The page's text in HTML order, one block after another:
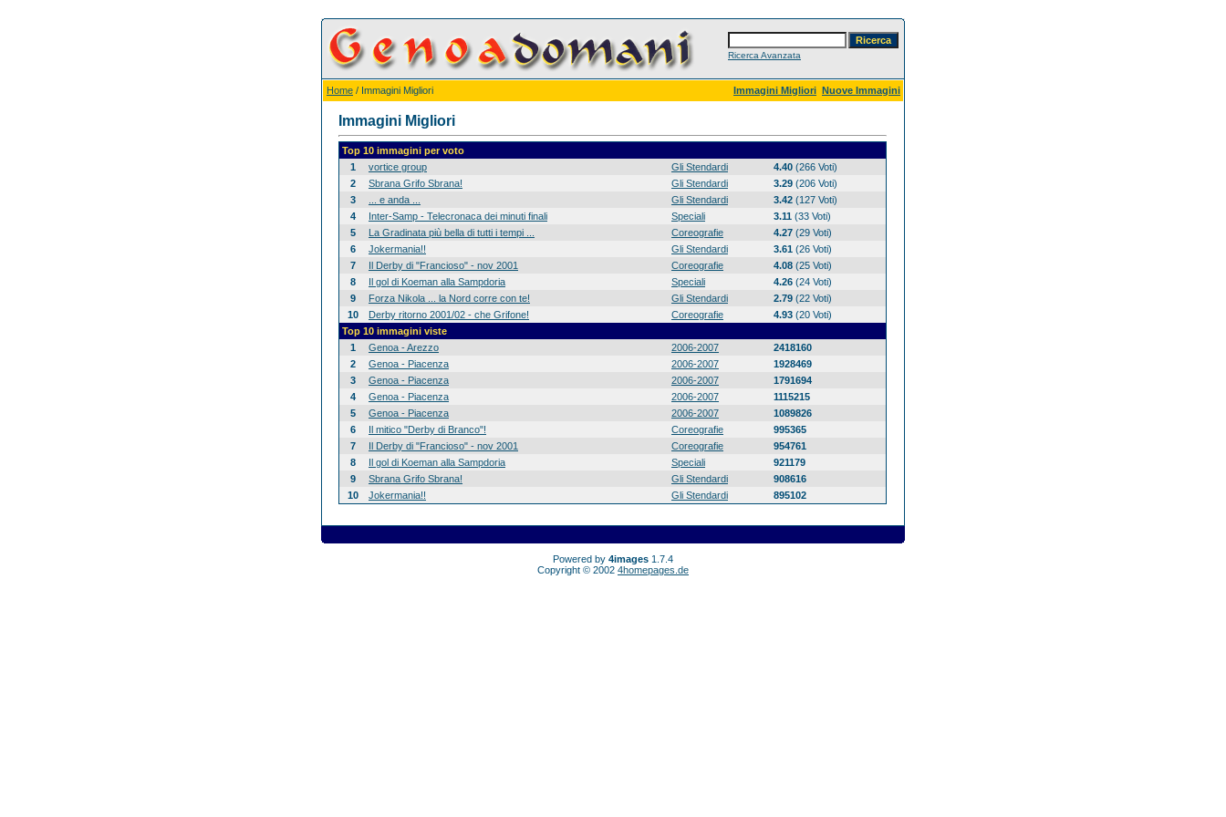
Ricerca Avanzata
Home / Immagini Migliori Immagini Migliori Nuove Immagini
Immagini Migliori
Top 10 immagini per voto
1
vortice group Gli Stendardi 4.40 (266 Voti)
2
Sbrana Grifo Sbrana! Gli Stendardi 3.29 (206 Voti)
3
... e anda ... Gli Stendardi 3.42 (127 Voti)
4
Inter-Samp - Telecronaca dei minuti finali Speciali 3.11 (33 Voti)
5
La Gradinata più bella di tutti i tempi ... Coreografie 4.27 (29 Voti)
6
Jokermania!! Gli Stendardi 3.61 (26 Voti)
7
Il Derby di "Francioso" - nov 2001 Coreografie 4.08 (25 Voti)
8
Il gol di Koeman alla Sampdoria Speciali 4.26 (24 Voti)
9
Forza Nikola ... la Nord corre con te! Gli Stendardi 2.79 (22 Voti)
10
Derby ritorno 2001/02 - che Grifone! Coreografie 4.93 (20 Voti)
Top 10 immagini viste
1
Genoa - Arezzo 2006-2007
2418160
2
Genoa - Piacenza 2006-2007
1928469
3
Genoa - Piacenza 2006-2007
1791694
4
Genoa - Piacenza 2006-2007
1115215
5
Genoa - Piacenza 2006-2007
1089826
6
Il mitico "Derby di Branco"! Coreografie
995365
7
Il Derby di "Francioso" - nov 2001 Coreografie
954761
8
Il gol di Koeman alla Sampdoria Speciali
921179
9
Sbrana Grifo Sbrana! Gli Stendardi
908616
10
Jokermania!! Gli Stendardi 895102
Powered by 4images 1.7.4
Copyright © 2002 4homepages.de